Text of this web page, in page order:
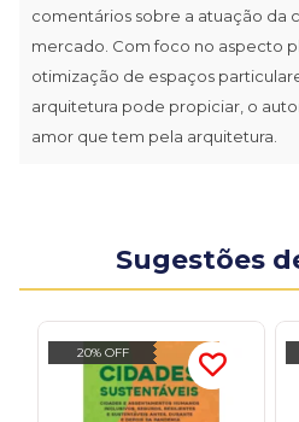
comentários sobre a atuação da
mercado. Com foco no aspecto
otimização de espaços
arquitetura pode propiciar, o
amor que tem pela arquitetura.
Sugestões
20% OFF